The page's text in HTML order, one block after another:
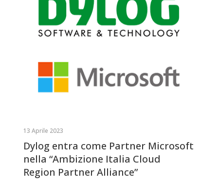
13 Aprile 2023
Dylog entra come Partner Microsoft
nella “Ambizione Italia Cloud
Region Partner Alliance”